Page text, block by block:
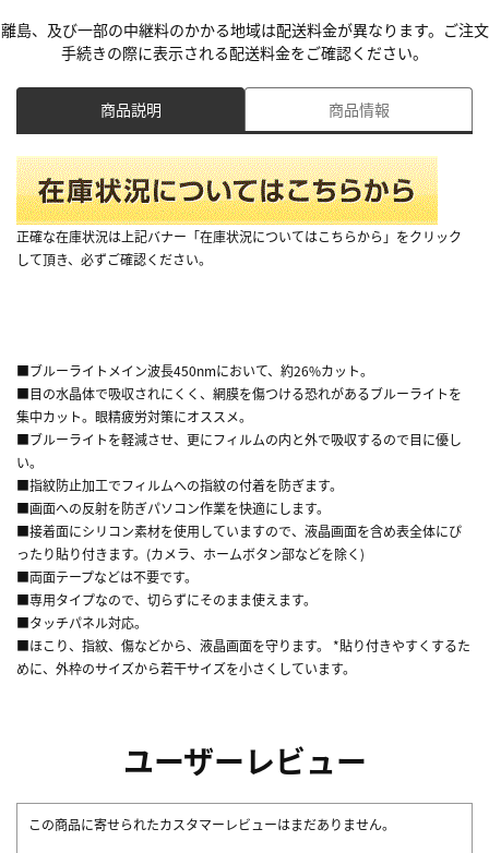
離島、及び一部の中継料のかかる地域は配送料金が異なります。ご注文
手続きの際に表示される配送料金をご確認ください。
商品説明 商品情報
正確な在庫状況は上記バナー「在庫状況についてはこちらから」をクリック
して頂き、必ずご確認ください。
■ブルーライトメイン波長450nmにおいて、約26%カット。
■目の水晶体で吸収されにくく、網膜を傷つける恐れがあるブルーライトを
集中カット。眼精疲労対策にオススメ。
■ブルーライトを軽減させ、更にフィルムの内と外で吸収するので目に優し
い。
■指紋防止加工でフィルムへの指紋の付着を防ぎます。
■画面への反射を防ぎパソコン作業を快適にします。
■接着面にシリコン素材を使用していますので、液晶画面を含め表全体にぴ
ったり貼り付きます。(カメラ、ホームボタン部などを除く)
■両面テープなどは不要です。
■専用タイプなので、切らずにそのまま使えます。
■タッチパネル対応。
■ほこり、指紋、傷などから、液晶画面を守ります。 *貼り付きやすくするた
めに、外枠のサイズから若干サイズを小さくしています。
ユーザーレビュー
この商品に寄せられたカスタマーレビューはまだありません。